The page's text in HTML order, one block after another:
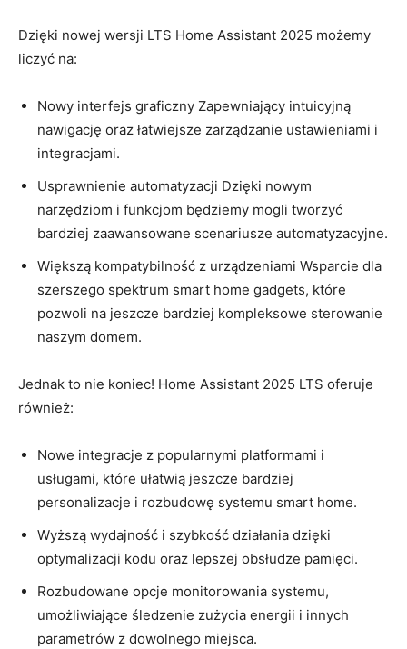
Dzięki nowej wersji LTS Home Assistant⁣ 2025 możemy‌
liczyć na:
Nowy‌ interfejs graficzny Zapewniający ‍intuicyjną
nawigację‌ oraz ‍łatwiejsze zarządzanie ustawieniami⁢ i
integracjami.
Usprawnienie automatyzacji Dzięki nowym⁤
narzędziom⁤ i funkcjom będziemy⁤ mogli tworzyć
bardziej zaawansowane scenariusze automatyzacyjne.
Większą‌ kompatybilność ‌z ​urządzeniami ‌Wsparcie dla
szerszego spektrum⁢ smart⁣ home gadgets, które
pozwoli na jeszcze‍ bardziej kompleksowe ⁢sterowanie
naszym​ domem.
Jednak to nie koniec! ⁣Home‍ Assistant 2025 LTS oferuje
⁤również:
Nowe integracje z popularnymi⁣ platformami i‌
usługami, które ułatwią jeszcze bardziej‍
personalizacje ​i‍ rozbudowę systemu smart home.
Wyższą wydajność i szybkość działania dzięki
optymalizacji kodu oraz lepszej obsłudze pamięci.
Rozbudowane opcje monitorowania ⁣systemu,
umożliwiające śledzenie zużycia energii⁢ i innych
parametrów ​z dowolnego ‍miejsca.